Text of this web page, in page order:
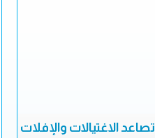
الاغتيالات والإفلات